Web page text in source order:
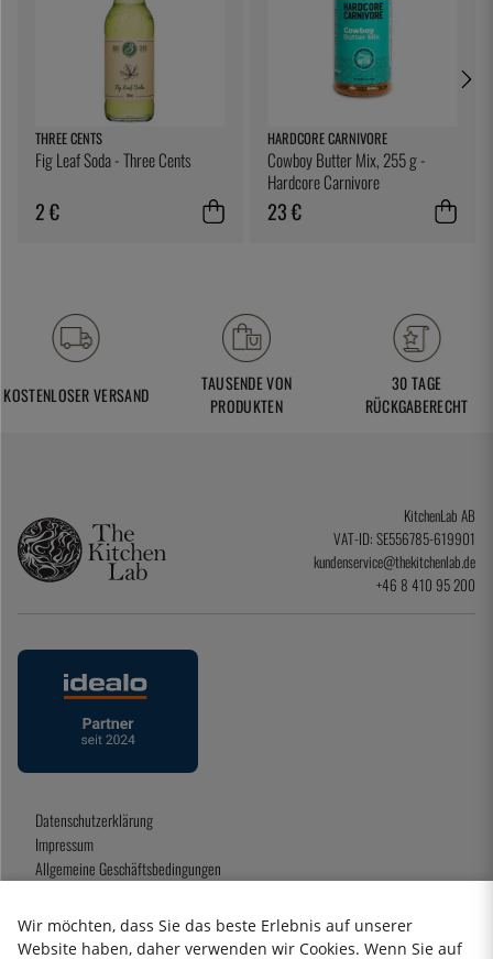
THREE CENTS
Fig Leaf Soda - Three Cents
2 €
HARDCORE CARNIVORE
Cowboy Butter Mix, 255 g -
Hardcore Carnivore
23 €
KOSTENLOSER VERSAND
TAUSENDE VON
PRODUKTEN
30 TAGE
RÜCKGABERECHT
KitchenLab AB
VAT-ID: SE556785-619901
kundenservice@thekitchenlab.de
+46 8 410 95 200
Datenschutzerklärung
Impressum
Allgemeine Geschäftsbedingungen
Wir möchten, dass Sie das beste Erlebnis auf unserer
Website haben, daher verwenden wir Cookies. Wenn Sie auf